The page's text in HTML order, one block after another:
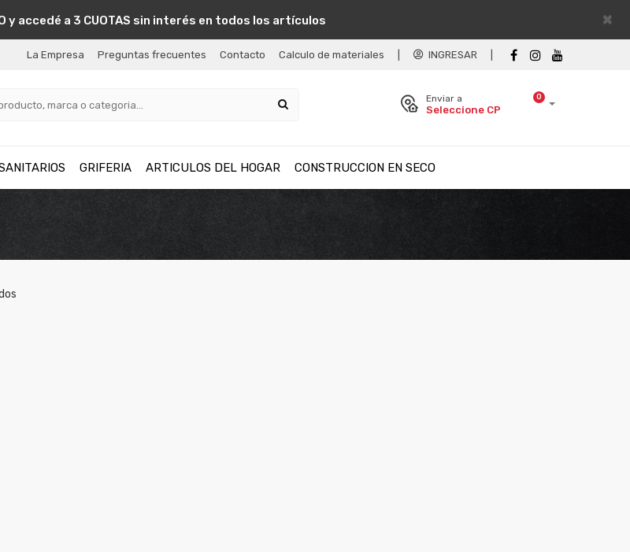
×
y accedé a 3 CUOTAS sin interés en todos los artículos
La Empresa Preguntas frecuentes Contacto Calculo de materiales INGRESAR
0
Enviar a
Seleccione CP
GRIFERIA ARTICULOS DEL HOGAR CONSTRUCCION EN SECO